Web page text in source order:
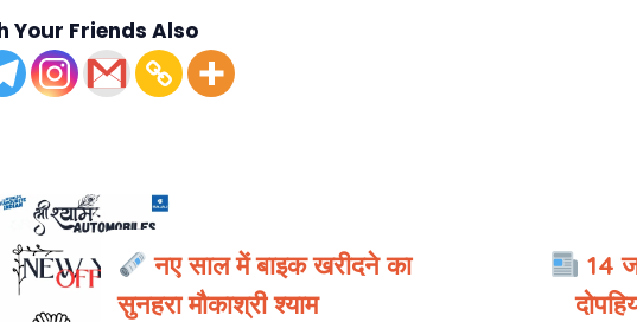
Your Friends Also
नए साल में बाइक खरीदने का
सुनहरा मौकाश्री श्याम
14